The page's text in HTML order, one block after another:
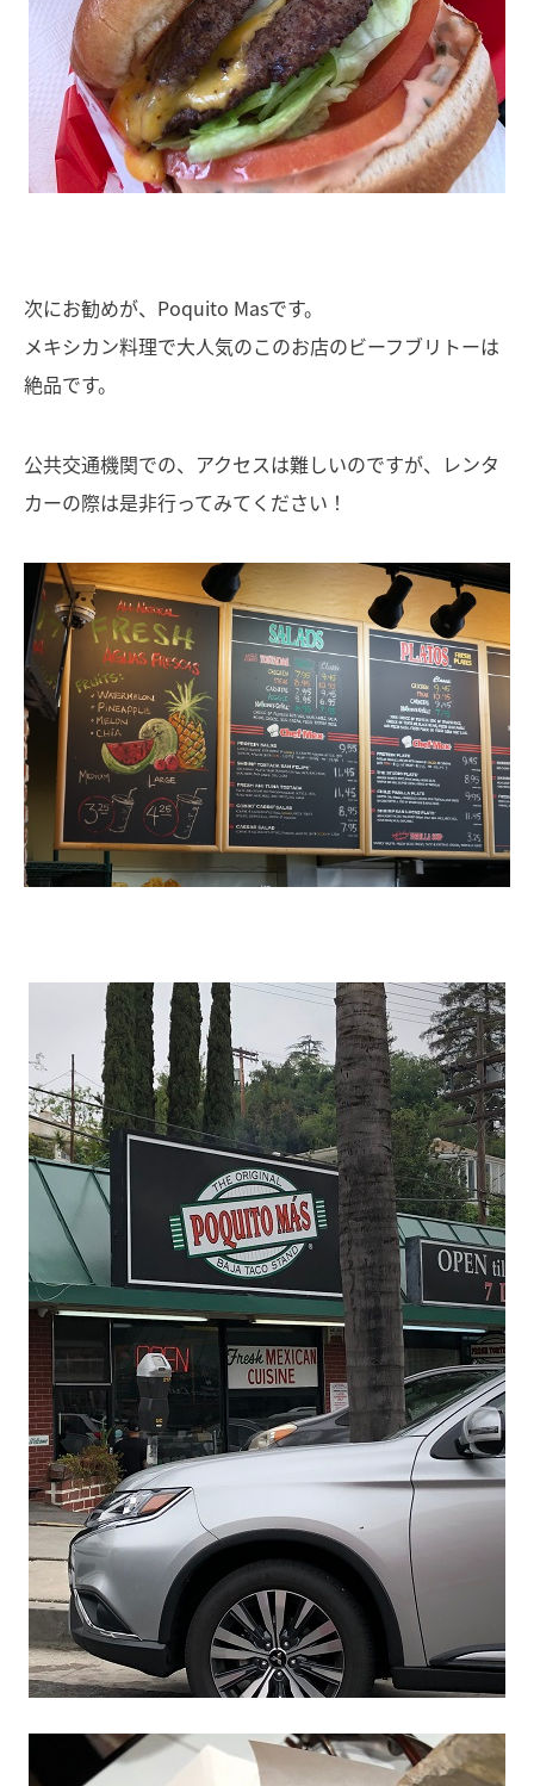
次にお勧めが、Poquito Masです。
メキシカン料理で大人気のこのお店のビーフブリトーは
絶品です。
公共交通機関での、アクセスは難しいのですが、レンタ
カーの際は是非行ってみてください！